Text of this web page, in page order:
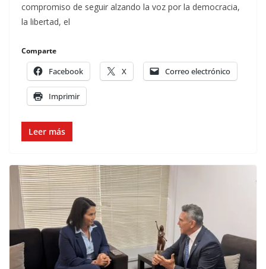
compromiso de seguir alzando la voz por la democracia,
la libertad, el
Comparte
Facebook X Correo electrónico
Imprimir
Leer más